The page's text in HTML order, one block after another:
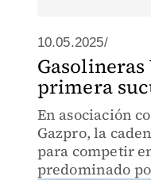
10.05.2025/
primera
En asociación
Gazpro, la
para competir
predominado